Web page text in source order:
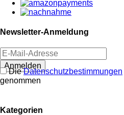
Newsletter-Anmeldung
Anmelden
DieDatenschutzbestimmungen
genommen
Kategorien